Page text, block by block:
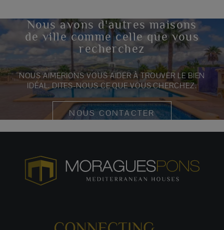
Nous avons d'autres maisons
de ville comme celle que vous
recherchez
NOUS AIMERIONS VOUS AIDER À TROUVER LE BIEN
IDÉAL. DITES-NOUS CE QUE VOUS CHERCHEZ.
NOUS CONTACTER